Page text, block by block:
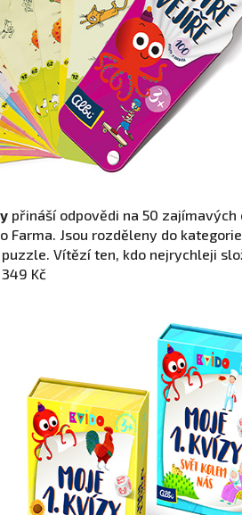
přináší odpovědi na 50
Farma. Jsou rozděleny do
Vítězí ten, kdo nejrychleji
Kč